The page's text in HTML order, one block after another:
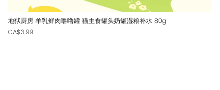
地狱厨房 羊乳鲜肉噜噜罐 猫主食罐头奶罐湿粮补水 80g
CA$3.99